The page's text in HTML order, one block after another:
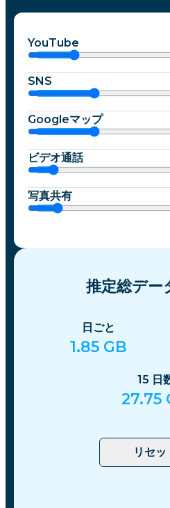
YouTube
SNS
Googleマップ
ビデオ通話
写真共有
推定総デー
日ごと
1.85 GB
15 日
27.75
リセッ